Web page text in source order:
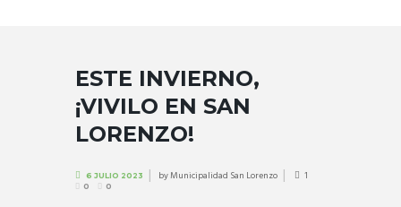
ESTE INVIERNO,
¡VIVILO EN SAN
LORENZO!
6 JULIO 2023 byMunicipalidad San Lorenzo 1
0 0